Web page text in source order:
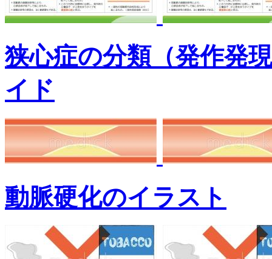
狭心症の分類（発作発
イド
動脈硬化のイラスト